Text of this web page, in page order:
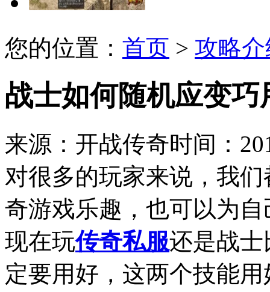
您的位置： 首页 > 攻略
战士如何随机应变巧
来源：开战传奇时间：
对很多的玩家来说，我
奇游戏乐趣，也可以为
现在玩传奇私服还是战
定要用好，这两个技能